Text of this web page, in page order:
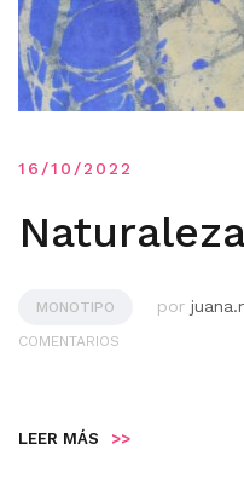
16/10/2022
MONOTIPO por
COMENTARIOS
LEER MÁS >>